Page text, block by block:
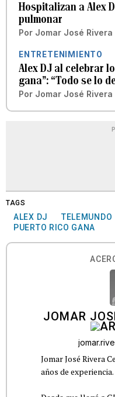
Hospitalizan a Alex
pulmonar
Por Jomar José Rivera
ENTRETENIMIENTO
Alex DJ al celebrar
gana”: “Todo se lo
Por Jomar José Rivera
TAGS
ALEX DJ TELEMUNDO
PUERTO RICO GANA
JOMAR
Jomar José Rivera
años de experiencia.